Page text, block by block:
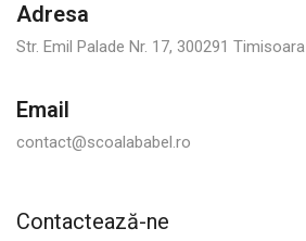
Adresa
Str. Emil Palade Nr. 17, 300291 Timisoara
Email
contact@scoalababel.ro
Contactează-ne